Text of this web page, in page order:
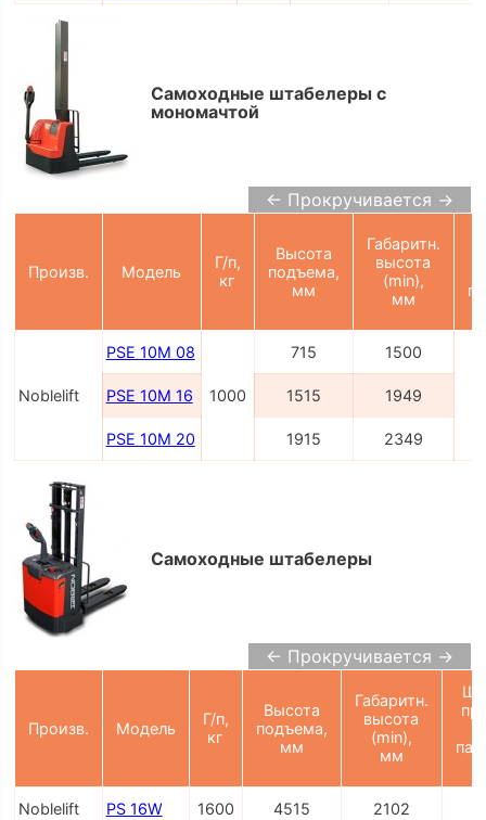
Самоходные штабелеры с
мономачтой
← Прокручивается →
Произв. Модель
Г/п,
кг
Высота
подъема,
мм
Габаритн.
высота
(min),
мм
Noblelift
PSE 10M 08
1000
715 1500
PSE 10M 16 1515 1949
PSE 10M 20 1915 2349
Самоходные штабелеры
← Прокручивается →
Произв. Модель
Г/п,
кг
Высота
подъема,
мм
Габаритн.
высота
(min),
мм
Noblelift PS 16W 1600 4515 2102